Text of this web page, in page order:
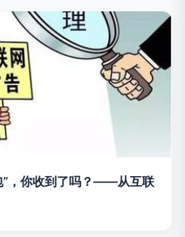
”，你收到了吗？——从互联